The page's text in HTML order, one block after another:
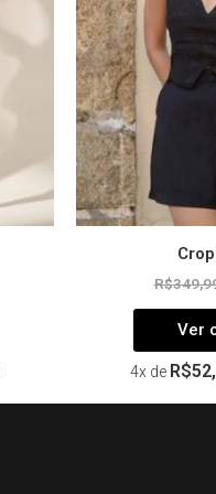
opções
produto
R$
Ver
4x de R$